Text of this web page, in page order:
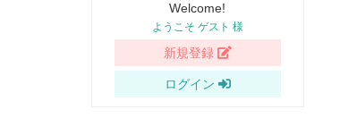
Welcome!
ようこそ ゲスト 様
新規登録
ログイン